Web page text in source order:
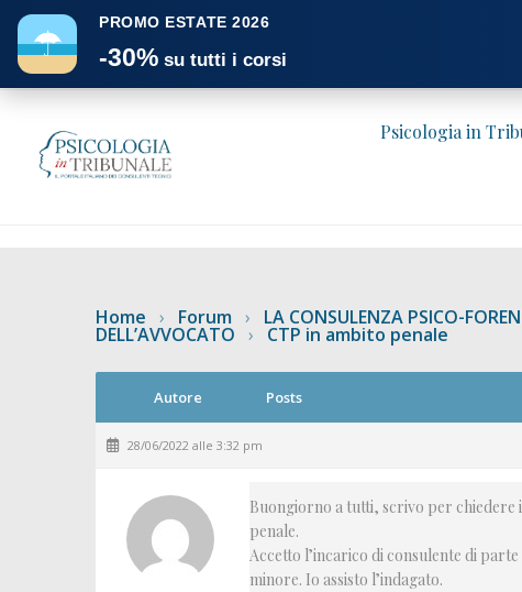
☂
PROMO ESTATE 2026
-30% su tutti i corsi
Psicologia in
Home › Forum › LA CONSULENZA PSICO-
DELL’AVVOCATO › CTP in ambito penale
Autore Posts
28/06/2022 alle 3:32 pm
Buongiorno a tutti, scrivo per
penale.
Accetto l’incarico di consulente di
minore. Io assisto l’indagato.